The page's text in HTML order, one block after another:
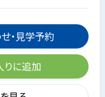
・見学予約
りに追加